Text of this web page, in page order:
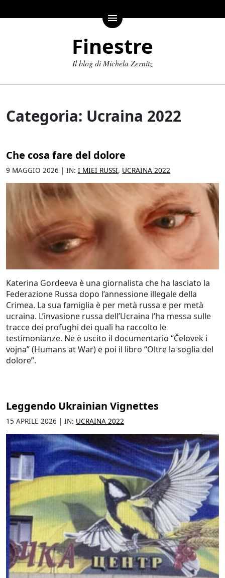
Finestre
Il blog di Michela Zernitz
menu
Categoria: Ucraina 2022
Che cosa fare del dolore
9 MAGGIO 2026 | IN: I MIEI RUSSI, UCRAINA 2022
Katerina Gordeeva è una giornalista che ha lasciato la
Federazione Russa dopo l’annessione illegale della
Crimea. La sua famiglia è per metà russa e per metà
ucraina. L’invasione russa dell’Ucraina l’ha messa sulle
tracce dei profughi dei quali ha raccolto le
testimonianze. Ne è uscito il documentario “Čelovek i
vojna” (Humans at War) e poi il libro “Oltre la soglia del
dolore”.
Leggendo Ukrainian Vignettes
15 APRILE 2026 | IN: UCRAINA 2022